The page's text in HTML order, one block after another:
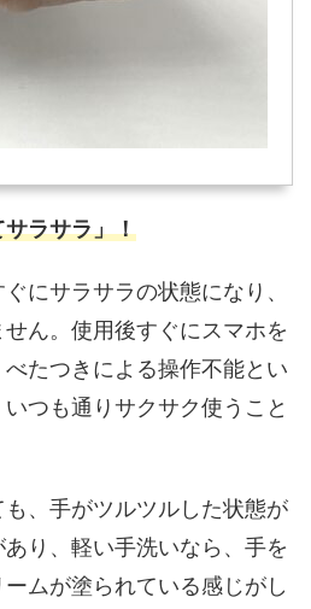
ラサラ」！
にサラサラの状態になり、
ん。使用後すぐにスマホを
たつきによる操作不能とい
つも通りサクサク使うこと
、手がツルツルした状態が
り、軽い手洗いなら、手を
ムが塗られている感じがし